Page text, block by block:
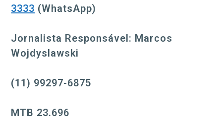
3333 (WhatsApp)
Jornalista Responsável: Marcos
Wojdyslawski
(11) 99297-6875
MTB 23.696